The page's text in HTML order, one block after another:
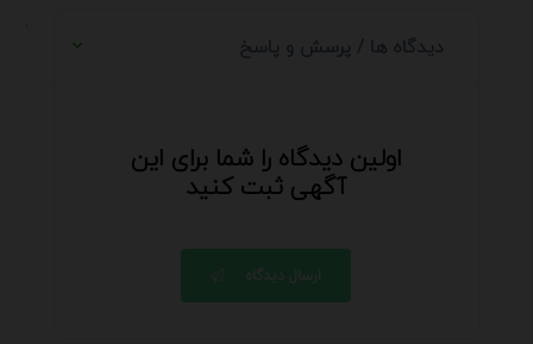
دیدگاه ها / پرسش و پاسخ
اولین دیدگاه را شما برای این
آگهی ثبت کنید
ارسال دیدگاه
.